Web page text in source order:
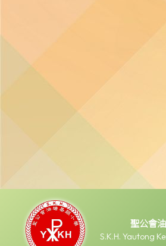
聖公會
S.K.H. Yautong